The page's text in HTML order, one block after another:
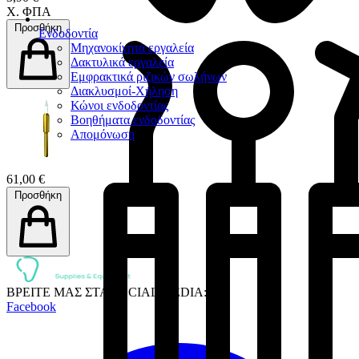
Ενδοδοντία
Μηχανοκίνητα εργαλεία
Δακτυλικά εργαλεία
Εμφρακτικά ριζικών σωλήνων
Διακλυσμοί-Χήληση
Κώνοι ενδοδοντίας
Βοηθήματα ενδοδοντίας
Απομόνωση
Χ. ΦΠΑ
Προσθήκη
61,00 €
Προσθήκη
ΒΡΕΙΤΕ ΜΑΣ ΣΤΑ SOCIAL MEDIA:
Facebook